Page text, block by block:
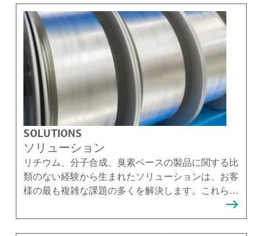
SOLUTIONS
ソリューション
リチウム、分子合成、臭素ベースの製品に関する比
類のない経験から生まれたソリューションは、お客
様の最も複雑な課題の多くを解決します。これらの
ソリューションを提供できることを誇りに思ってい
ます。